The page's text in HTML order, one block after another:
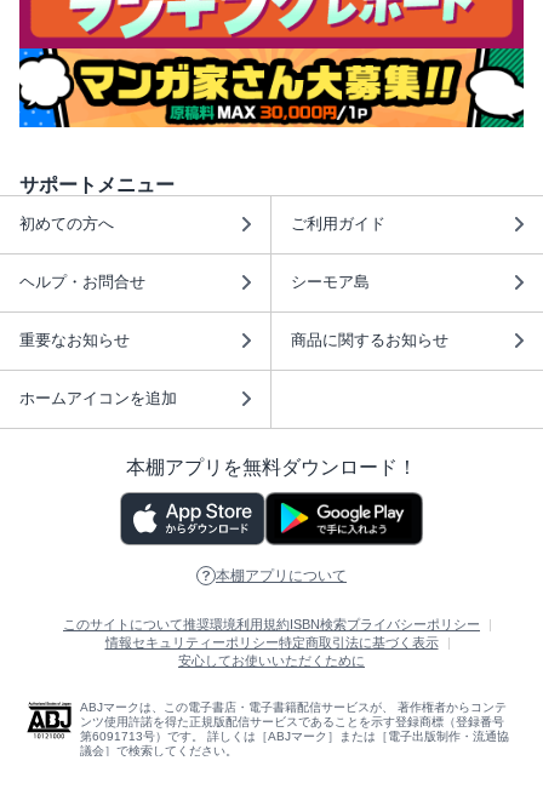
サポートメニュー
初めての方へ ご利用ガイド
ヘルプ・お問合せ シーモア島
重要なお知らせ 商品に関するお知らせ
ホームアイコンを追加
本棚アプリを無料ダウンロード！
本棚アプリについて
このサイトについて推奨環境利用規約ISBN検索プライバシーポリシー
情報セキュリティーポリシー特定商取引法に基づく表示
安心してお使いいただくために
ABJマークは、この電子書店・電子書籍配信サービスが、 著作権者からコンテ
ンツ使用許諾を得た正規版配信サービスであることを示す登録商標（登録番号
第6091713号）です。 詳しくは［ABJマーク］または［電子出版制作・流通協
議会］で検索してください。